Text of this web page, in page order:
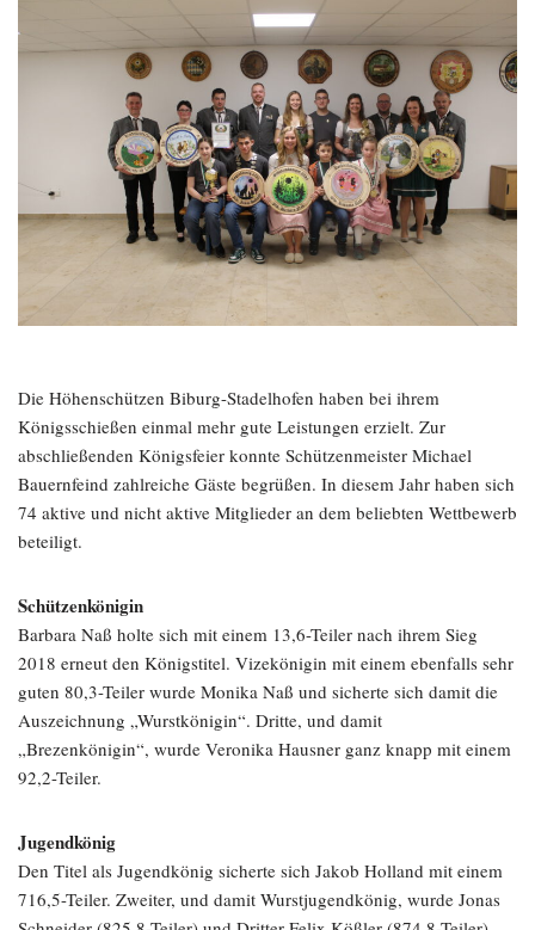
Die Höhenschützen Biburg-Stadelhofen haben bei ihrem
Königsschießen einmal mehr gute Leistungen erzielt. Zur
abschließenden Königsfeier konnte Schützenmeister Michael
Bauernfeind zahlreiche Gäste begrüßen. In diesem Jahr haben sich
74 aktive und nicht aktive Mitglieder an dem beliebten Wettbewerb
beteiligt.
Schützenkönigin
Barbara Naß holte sich mit einem 13,6-Teiler nach ihrem Sieg
2018 erneut den Königstitel. Vizekönigin mit einem ebenfalls sehr
guten 80,3-Teiler wurde Monika Naß und sicherte sich damit die
Auszeichnung „Wurstkönigin“. Dritte, und damit
„Brezenkönigin“, wurde Veronika Hausner ganz knapp mit einem
92,2-Teiler.
Jugendkönig
Den Titel als Jugendkönig sicherte sich Jakob Holland mit einem
716,5-Teiler. Zweiter, und damit Wurstjugendkönig, wurde Jonas